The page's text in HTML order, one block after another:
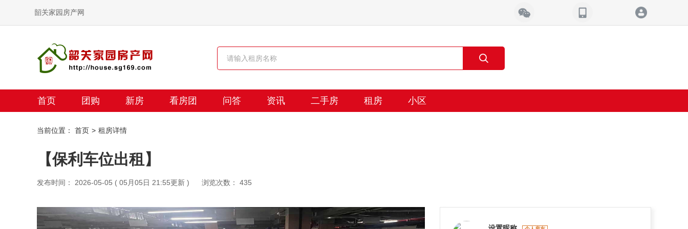
韶关家园房产网
首页 团购 新房 看房团 问答 资讯 二手房 租房 小区
当前位置： 首页 租房详情
【保利车位出租】
发布时间： 2026-05-05 ( 05月05日 21:55更新 ) 浏览次数： 435